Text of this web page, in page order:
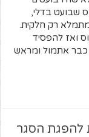
שבועט בדלי,
רק חלקית.
ואז להפסיד
הפסידה כבר אתמול ומראש
להפגת הסגר